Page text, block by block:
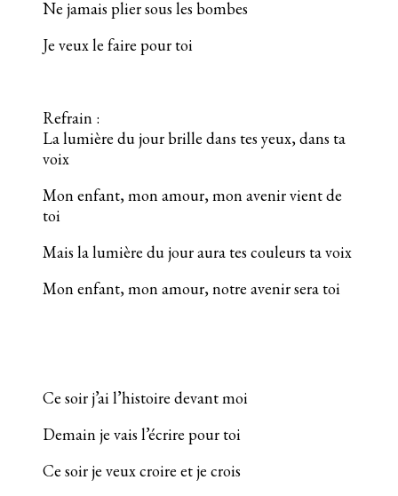
Ne jamais plier sous les bombes
Je veux le faire pour toi
Refrain :
La lumière du jour brille dans tes yeux, dans ta
voix
Mon enfant, mon amour, mon avenir vient de
toi
Mais la lumière du jour aura tes couleurs ta voix
Mon enfant, mon amour, notre avenir sera toi
Ce soir j’ai l’histoire devant moi
Demain je vais l’écrire pour toi
Ce soir je veux croire et je crois